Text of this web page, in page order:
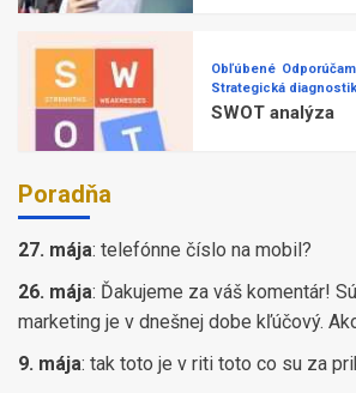
Obľúbené
Strategická
SWOT analýza
Poradňa
27. mája: telefónne číslo na mobil?
26. mája: Ďakujeme za váš komentár!
marketing je v dnešnej dobe kľúčový.
9. mája: tak toto je v riti toto co su za